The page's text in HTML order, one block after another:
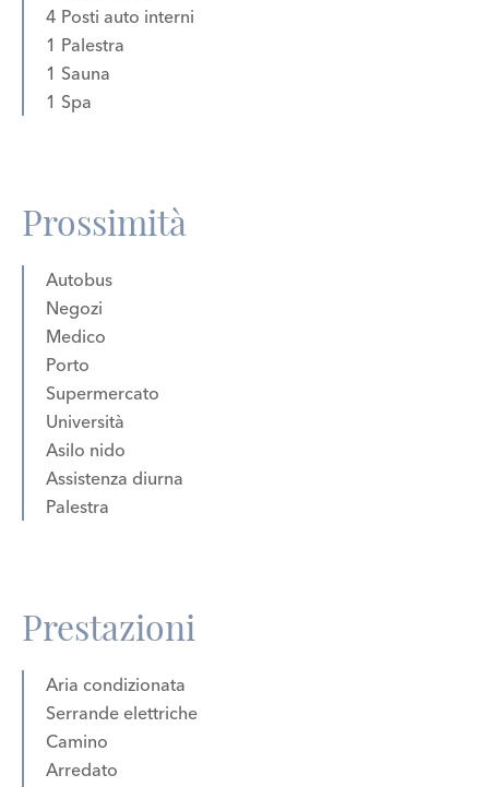
4 Posti auto interni
1 Palestra
1 Sauna
1 Spa
Prossimità
Autobus
Negozi
Medico
Porto
Supermercato
Università
Asilo nido
Assistenza diurna
Palestra
Prestazioni
Aria condizionata
Serrande elettriche
Camino
Arredato